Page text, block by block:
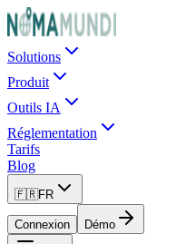
Solutions
Produit
Outils IA
Réglementation
Tarifs
Blog
🇫🇷FR
Connexion Démo